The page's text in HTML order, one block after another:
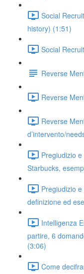
Social
history) (1:51)
Social
Reverse
Reverse
Reverse
d’intervento/
Pregiudizio
Starbucks,
Pregiudizio
definizione ed
Intelligenza
partire, 6
(3:06)
Come